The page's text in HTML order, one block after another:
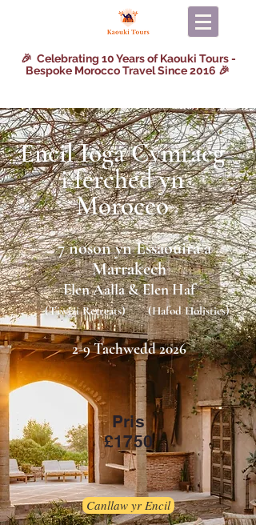
🎉 Celebrating 10 Years of Kaouki Tours -
Bespoke Morocco Travel Since 2016 🎉
Encil Ioga Cymraeg
iferched yn
Morocco
7 noson yn Essaouira a
Marrakech
Elen Aalla & Elen Haf
(Tiwizi Retreats) (Hafod Holistics)
2-9 Tachwedd 2026
Pris
£1750
Canllaw yr Encil